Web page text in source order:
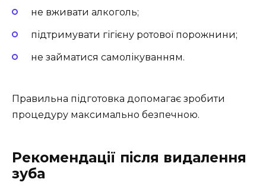
не вживати алкоголь;
підтримувати гігієну ротової порожнини;
не займатися самолікуванням.
Правильна підготовка допомагає зробити
процедуру максимально безпечною.
Рекомендації після видалення
зуба